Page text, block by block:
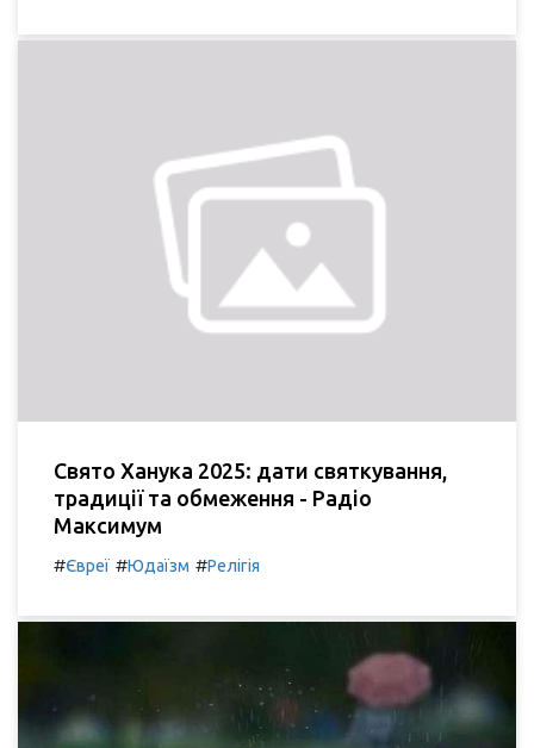
Свято Ханука 2025: дати святкування,
традиції та обмеження - Радіо
Максимум
#Євреї #Юдаїзм #Релігія